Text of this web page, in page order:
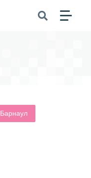
Барнаул